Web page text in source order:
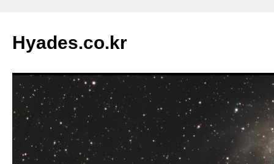
츠
로
너
기
Hyades.co.kr